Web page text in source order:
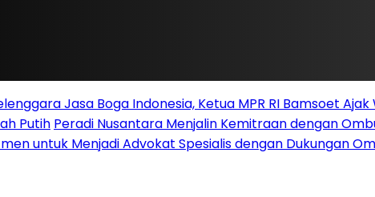
Jasa Boga Indonesia, Ketua MPR RI Bamsoet
Putih Peradi Nusantara Menjalin Kemitraan dengan
untuk Menjadi Advokat Spesialis dengan Dukungan